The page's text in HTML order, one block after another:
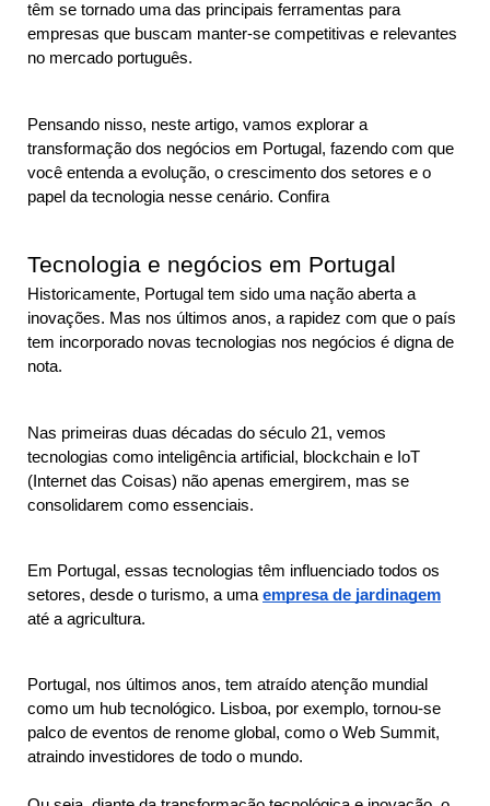
têm se tornado uma das principais ferramentas para
empresas que buscam manter-se competitivas e relevantes
no mercado português.
Pensando nisso, neste artigo, vamos explorar a
transformação dos negócios em Portugal, fazendo com que
você entenda a evolução, o crescimento dos setores e o
papel da tecnologia nesse cenário. Confira
Tecnologia e negócios em Portugal
Historicamente, Portugal tem sido uma nação aberta a
inovações. Mas nos últimos anos, a rapidez com que o país
tem incorporado novas tecnologias nos negócios é digna de
nota.
Nas primeiras duas décadas do século 21, vemos
tecnologias como inteligência artificial, blockchain e IoT
(Internet das Coisas) não apenas emergirem, mas se
consolidarem como essenciais.
Em Portugal, essas tecnologias têm influenciado todos os
setores, desde o turismo, a uma empresa de jardinagem
até a agricultura.
Portugal, nos últimos anos, tem atraído atenção mundial
como um hub tecnológico. Lisboa, por exemplo, tornou-se
palco de eventos de renome global, como o Web Summit,
atraindo investidores de todo o mundo.